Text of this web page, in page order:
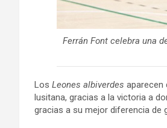
Ferrán Font celebra una
Los Leones albiverdes aparecen
lusitana, gracias a la victoria a
gracias a su mejor diferencia de